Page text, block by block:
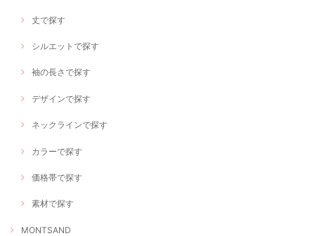
丈で探す
シルエットで探す
袖の長さで探す
デザインで探す
ネックラインで探す
カラーで探す
価格帯で探す
素材で探す
MONTSAND